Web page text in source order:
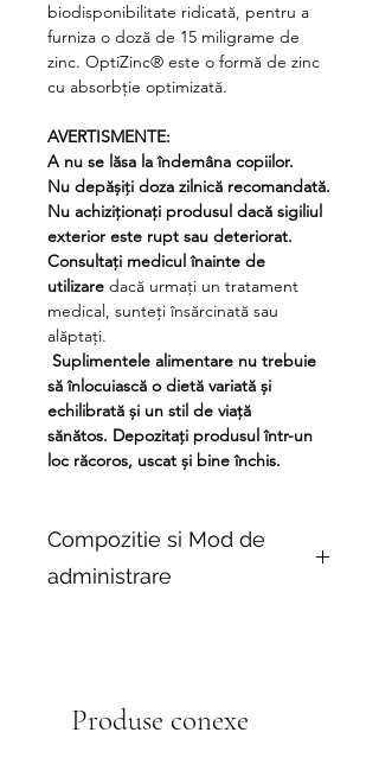
biodisponibilitate ridicată, pentru a
furniza o doză de 15 miligrame de
zinc. OptiZinc® este o formă de zinc
cu absorbție optimizată.
AVERTISMENTE:
A nu se lăsa la îndemâna copiilor.
Nu depășiți doza zilnică recomandată.
Nu achiziționați produsul dacă sigiliul
exterior este rupt sau deteriorat.
Consultați medicul înainte de
utilizare dacă urmați un tratament
medical, sunteți însărcinată sau
alăptați.
Suplimentele alimentare nu trebuie
să înlocuiască o dietă variată și
echilibrată și un stil de viață
sănătos. Depozitați produsul într-un
loc răcoros, uscat și bine închis.
Compozitie si Mod de
administrare
INFORMAȚII DESPRE SUPLIMENT
Produse conexe